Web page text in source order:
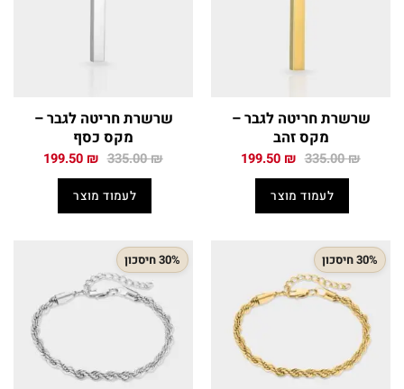
שרשרת חריטה לגבר –
מקס זהב
335.00₪ המחיר
335.00 ₪.
199.50 ₪ המחיר
לעמוד מוצר
שרשרת חריטה לגבר –
מקס כסף
335.00₪ המחיר
335.00 ₪.
199.50 ₪ המחיר
לעמוד מוצר
30% חיסכון 30% חיסכון